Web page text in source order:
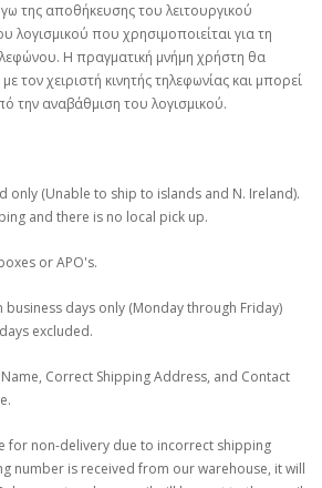
της αποθήκευσης του λειτουργικού
λογισμικού που χρησιμοποιείται για τη
Η πραγματική μνήμη χρήστη θα
τον χειριστή κινητής τηλεφωνίας και μπορεί
την αναβάθμιση του λογισμικού.
only (Unable to ship to islands and N. Ireland).
and there is no local pick up.
or APO's.
days only (Monday through Friday)
excluded.
Correct Shipping Address, and Contact
for non-delivery due to incorrect shipping
number is received from our warehouse, it will